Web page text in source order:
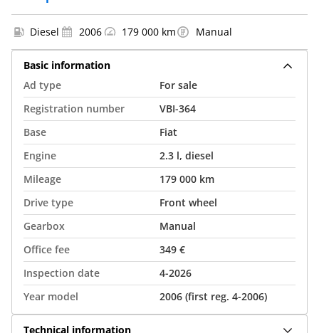
Diesel 2006 179 000 km Manual
Basic information
Ad type
For sale
Registration number
VBI-364
Base
Fiat
Engine
2.3 l, diesel
Mileage
179 000 km
Drive type
Front wheel
Gearbox
Manual
Office fee
349 €
Inspection date
4-2026
Year model
2006 (first reg. 4-2006)
Technical information